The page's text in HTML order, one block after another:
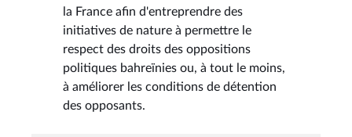
la France afin d'entreprendre des
initiatives de nature à permettre le
respect des droits des oppositions
politiques bahreïnies ou, à tout le moins,
à améliorer les conditions de détention
des opposants.